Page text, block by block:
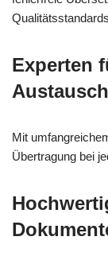
Experten
Austausch
Mit
Übertragung bei